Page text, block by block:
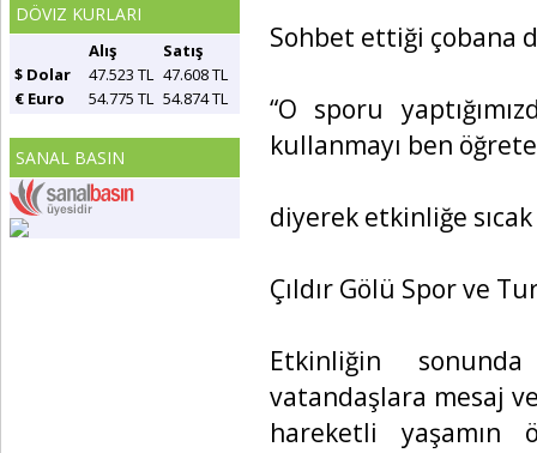
DÖVIZ KURLARI
Alış
Satış
$ Dolar
47.523 TL 47.608 TL
€ Euro
54.775 TL 54.874 TL
SANAL BASIN
Sohbet ettiği çobana
“O sporu
kullanmayı ben
diyerek etkinliğe
Çıldır Gölü Spor ve
Etkinliğin
vatandaşlara mesaj
hareketli